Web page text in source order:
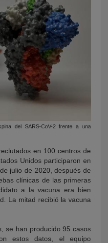
del SARS-CoV-2 frente a una
en 100 centros de
Unidos participaron en
julio de 2020, después de
clínicas de las primeras
a la vacuna era bien
La mitad recibió la vacuna
se han producido 95 casos
estos datos, el equipo